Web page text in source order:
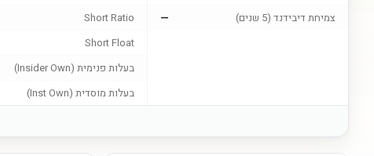
צמיחת דיבידנד (5 שנים)
—
Short Ratio
Short Float
בעלות פנימית (Insider Own)
בעלות מוסדית (Inst Own)